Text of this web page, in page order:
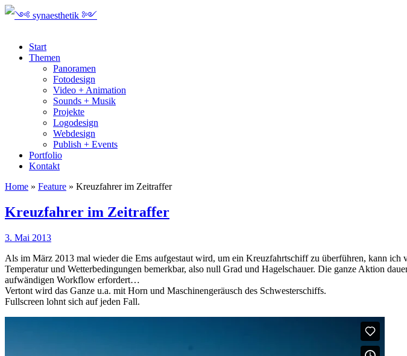
Start
Themen
Panoramen
Fotodesign
Video + Animation
Sounds + Musik
Projekte
Logodesign
Webdesign
Publish + Events
Portfolio
Kontakt
Home » Feature » Kreuzfahrer im Zeitraffer
Kreuzfahrer im Zeitraffer
3. Mai 2013
Als im März 2013 mal wieder die Ems aufgestaut wird, um ein Kreuzfahrtschiff zu überführen, kann
Temperatur und Wetterbedingungen bemerkbar, also null Grad und Hagelschauer. Die ganze Aktion
aufwändigen Workflow erfordert…
Vertont wird das Ganze u.a. mit Horn und Maschinengeräusch des Schwesterschiffs.
Fullscreen lohnt sich auf jeden Fall.